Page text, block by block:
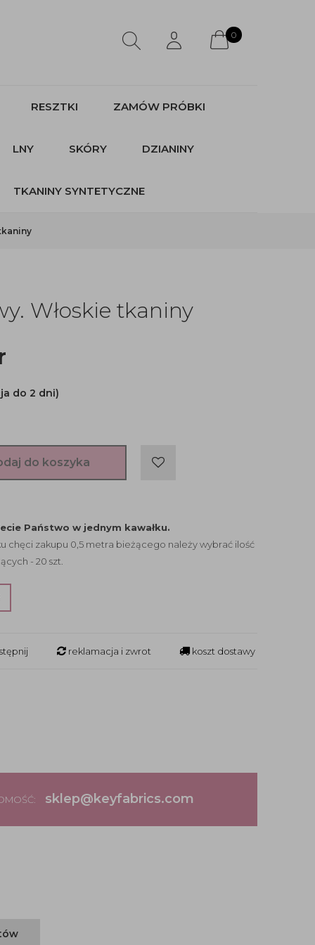
0
RESZTKI ZAMÓW PRÓBKI
LNY SKÓRY DZIANINY
TKANINY SYNTETYCZNE
Włoskie tkaniny
do 2 dni)
do koszyka
Państwo w jednym kawałku.
chęci zakupu 0,5 metra bieżącego należy wybrać ilość
- 20 szt.
reklamacja i zwrot koszt dostawy
sklep@keyfabrics.com